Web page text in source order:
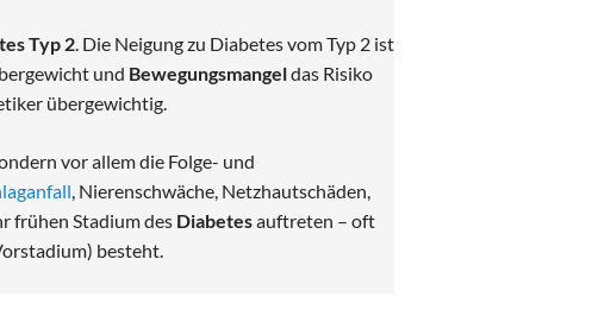
Typ 2. Die Neigung zu Diabetes vom Typ 2 ist
und Bewegungsmangeldas Risiko
übergewichtig.
vor allem die Folge- und
, Nierenschwäche, Netzhautschäden,
frühen Stadium des Diabetesauftreten – oft
besteht.